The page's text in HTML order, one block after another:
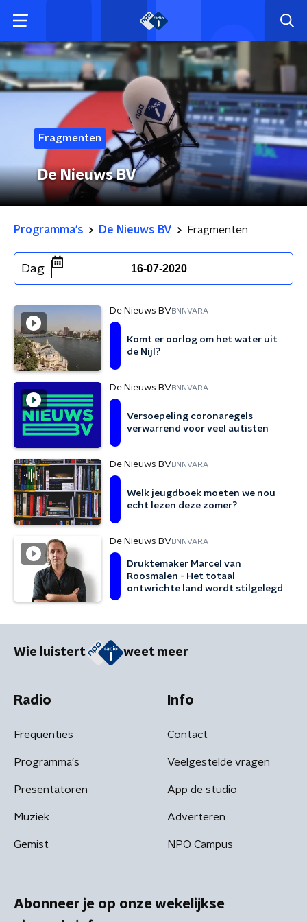
Fragmenten
De Nieuws BV
Programma's De Nieuws BV Fragmenten
Dag 16-07-2020
De Nieuws BVBNNVARA
Komt er oorlog om het water uit
de Nijl?
De Nieuws BVBNNVARA
Versoepeling coronaregels
verwarrend voor veel autisten
De Nieuws BVBNNVARA
Welk jeugdboek moeten we nou
echt lezen deze zomer?
De Nieuws BVBNNVARA
Druktemaker Marcel van
Roosmalen - Het totaal
ontwrichte land wordt stilgelegd
Wie luistert weet meer
Radio
Frequenties
Programma's
Presentatoren
Muziek
Gemist
Info
Contact
Veelgestelde vragen
App de studio
Adverteren
NPO Campus
Abonneer je op onze wekelijkse